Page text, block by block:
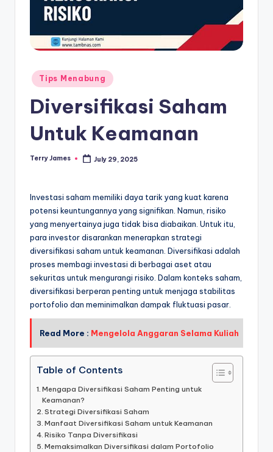
Posted
in
Tips Menabung
Diversifikasi Saham
Untuk Keamanan
Posted
Terry James July 29, 2025
Investasi saham memiliki daya tarik yang kuat karena
potensi keuntungannya yang signifikan. Namun, risiko
yang menyertainya juga tidak bisa diabaikan. Untuk itu,
para investor disarankan menerapkan strategi
diversifikasi saham untuk keamanan. Diversifikasi adalah
proses membagi investasi di berbagai aset atau
sekuritas untuk mengurangi risiko. Dalam konteks saham,
diversifikasi berperan penting untuk menjaga stabilitas
portofolio dan meminimalkan dampak fluktuasi pasar.
Read More : Mengelola Anggaran Selama Kuliah
Table of Contents
Mengapa Diversifikasi Saham Penting untuk
Keamanan?
Strategi Diversifikasi Saham
Manfaat Diversifikasi Saham untuk Keamanan
Risiko Tanpa Diversifikasi
Memaksimalkan Diversifikasi dalam Portofolio